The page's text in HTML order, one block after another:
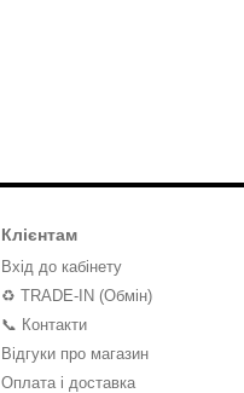
Клієнтам
Вхід до кабінету
♻️ TRADE-IN (Обмін)
📞 Контакти
Відгуки про магазин
Оплата і доставка